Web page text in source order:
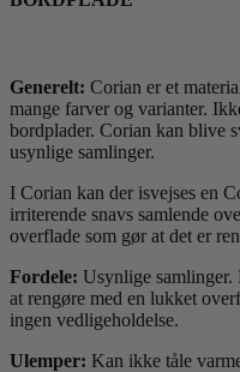
Generelt: Corian er et
mange farver og varianter.
bordplader. Corian kan blive
usynlige samlinger.
I Corian kan der isvejses en
irriterende snavs samlende
overflade som gør at det er
Fordele: Usynlige samlinger.
at rengøre med en lukket
ingen vedligeholdelse.
Ulemper: Kan ikke tåle